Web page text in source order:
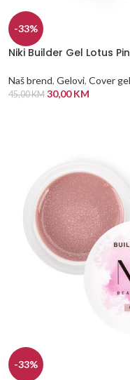
-33%
Niki Builder Gel Lotus
Naš brend, Gelovi, Cover
45,00KM 30,00KM
-33%